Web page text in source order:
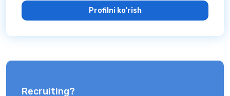
Profilni ko'rish
Recruiting?